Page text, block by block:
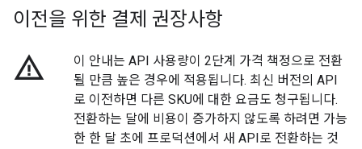
이전을 위한 결제 권장사항
warning_amber
이 안내는 API 사용량이 2단계 가격 책정으로 전환
될 만큼 높은 경우에 적용됩니다. 최신 버전의 API
로 이전하면 다른 SKU에 대한 요금도 청구됩니다.
전환하는 달에 비용이 증가하지 않도록 하려면 가능
한 한 달 초에 프로덕션에서 새 API로 전환하는 것